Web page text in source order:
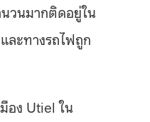
วนมากติดอยู่ใน
ละทางรถไฟถูก
อง Utiel ใน